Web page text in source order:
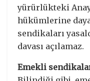
yürürlükteki
hükümlerine
sendikaları
davası açılamaz.
Emekli